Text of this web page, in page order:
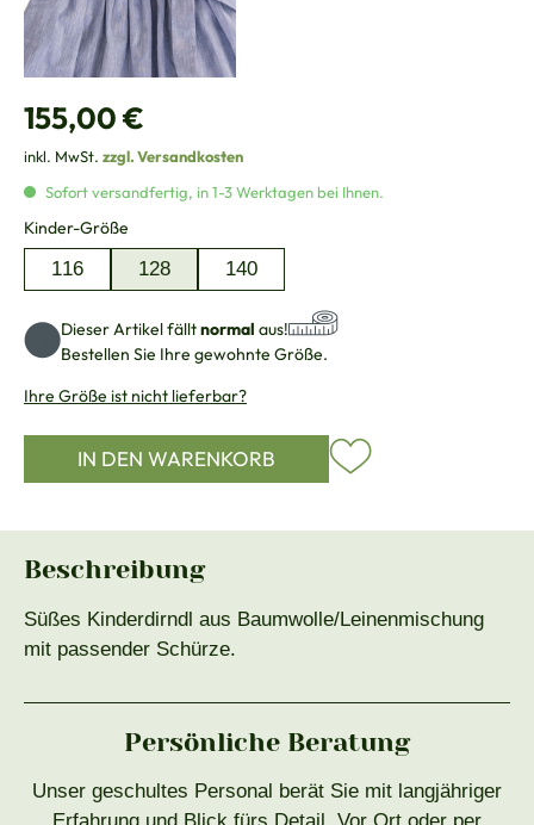
Regulärer Preis:
155,00 €
inkl. MwSt. zzgl. Versandkosten
Sofort versandfertig, in 1-3 Werktagen bei Ihnen.
Kinder-Größe
116 128 140
Dieser Artikel fälltnormal aus!
Bestellen Sie Ihre gewohnte Größe.
Ihre Größe ist nicht lieferbar?
IN DEN WARENKORB
Beschreibung
Süßes Kinderdirndl aus Baumwolle/Leinenmischung
mit passender Schürze.
Persönliche Beratung
Unser geschultes Personal berät Sie mit langjähriger